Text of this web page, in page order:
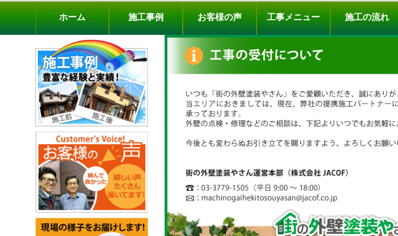
料金プラン 無料点検
ホーム 施工事例 お客様の声 工事メニュー 施工の流れ